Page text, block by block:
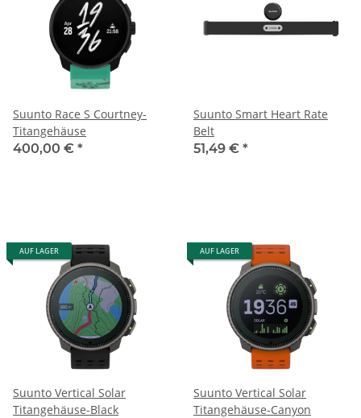
Suunto Race S Courtney-
Titangehäuse
400,00 € *
Suunto Smart Heart Rate
Belt
51,49 € *
AUF LAGER
Suunto Vertical Solar
Titangehäuse-Black
AUF LAGER
Suunto Vertical Solar
Titangehäuse-Canyon